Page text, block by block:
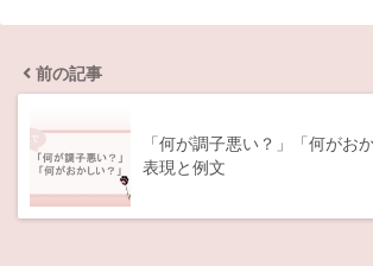
前の記事
「何が調子悪い？」「何がお
表現と例文